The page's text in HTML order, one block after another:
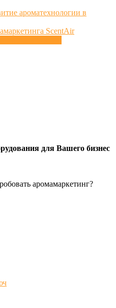
ароматехнологии в
ScentAir
для Вашего бизнес
аромамаркетинг?